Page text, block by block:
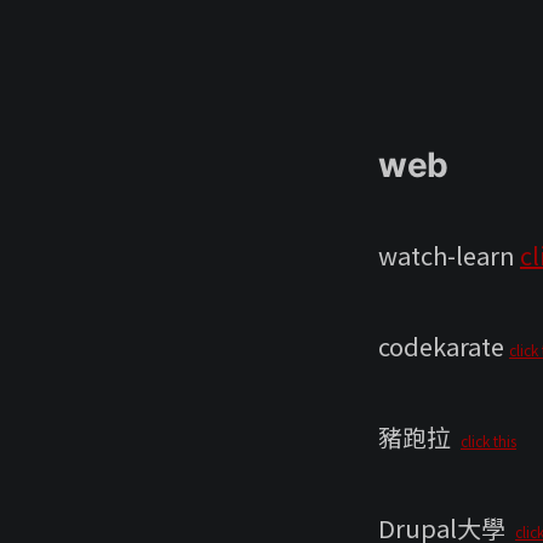
web
watch-learn
codekarate click
豬跑拉 click this
Drupal大學